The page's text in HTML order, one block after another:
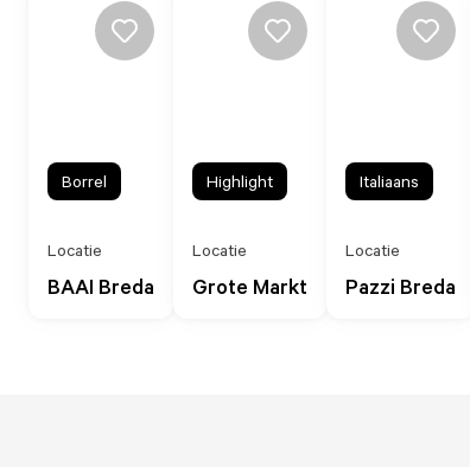
BAAI Breda
Locatie
Borrel
Grote Markt
Locatie
Highlight
Pazzi Breda
Locatie
Italiaans